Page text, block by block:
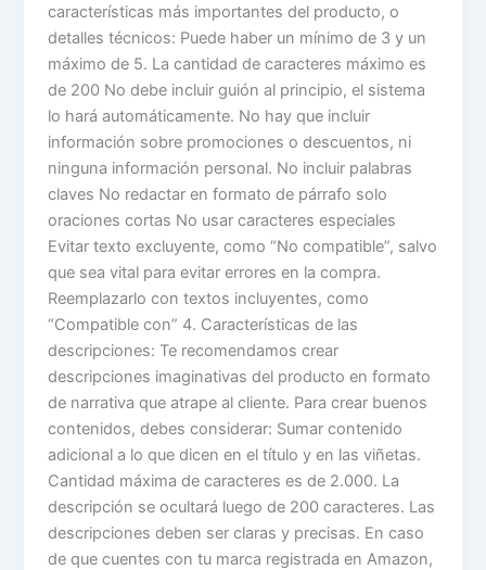
características más importantes del producto, o
detalles técnicos: Puede haber un mínimo de 3 y un
máximo de 5. La cantidad de caracteres máximo es
de 200 No debe incluir guión al principio, el sistema
lo hará automáticamente. No hay que incluir
información sobre promociones o descuentos, ni
ninguna información personal. No incluir palabras
claves No redactar en formato de párrafo solo
oraciones cortas No usar caracteres especiales
Evitar texto excluyente, como “No compatible”, salvo
que sea vital para evitar errores en la compra.
Reemplazarlo con textos incluyentes, como
“Compatible con” 4. Características de las
descripciones: Te recomendamos crear
descripciones imaginativas del producto en formato
de narrativa que atrape al cliente. Para crear buenos
contenidos, debes considerar: Sumar contenido
adicional a lo que dicen en el título y en las viñetas.
Cantidad máxima de caracteres es de 2.000. La
descripción se ocultará luego de 200 caracteres. Las
descripciones deben ser claras y precisas. En caso
de que cuentes con tu marca registrada en Amazon,